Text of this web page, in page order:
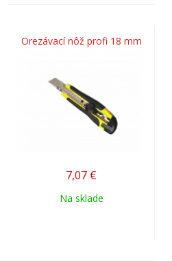
Orezávací nôž profi 18 mm
7,07 €
Na sklade